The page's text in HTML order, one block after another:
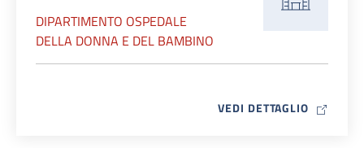
DIPARTIMENTO OSPEDALE
DELLA DONNA E DEL BAMBINO
VEDI DETTAGLIO MAP ICON